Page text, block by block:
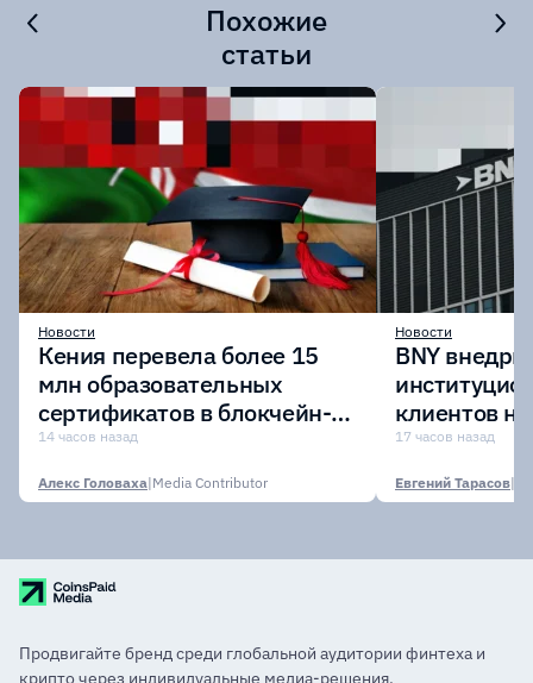
Похожие
статьи
Новости
Кения перевела более 15
млн образовательных
сертификатов в блокчейн-
сеть Avalanche
14 часов назад
Алекс Головаха|Media Contributor
Новости
BNY
клиентов
Digital Asset
17 часов назад
Евгений Тарасов|
Продвигайте бренд среди глобальной аудитории финтеха и
крипто через индивидуальные медиа-решения.